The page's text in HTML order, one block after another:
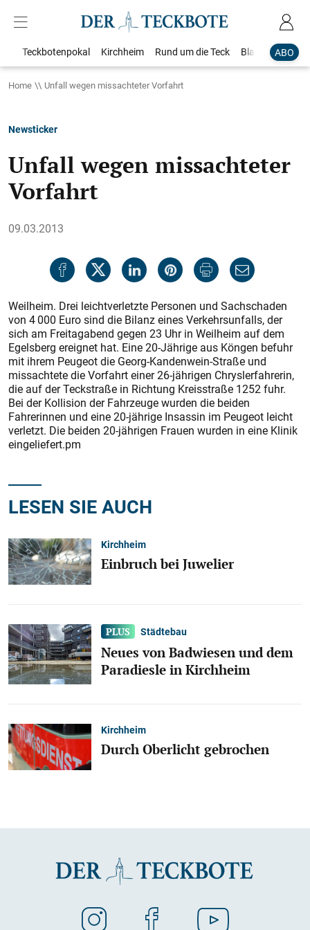
ABO
Teckbotenpokal Kirchheim Rund um die Teck Blaulicht
Home Unfall wegen missachteter Vorfahrt
Newsticker
Unfall wegen missachteter
Vorfahrt
09.03.2013
Weilheim. Drei leichtverletzte Personen und Sachschaden
von 4 000 Euro sind die Bilanz eines Verkehrsunfalls, der
sich am Freitagabend gegen 23 Uhr in Weilheim auf dem
Egelsberg ereignet hat. Eine 20-Jährige aus Köngen befuhr
mit ihrem Peugeot die Georg-Kandenwein-Straße und
missachtete die Vorfahrt einer 26-jährigen Chryslerfahrerin,
die auf der Teckstraße in Richtung Kreisstraße 1252 fuhr.
Bei der Kollision der Fahrzeuge wurden die beiden
Fahrerinnen und eine 20-jährige Insassin im Peugeot leicht
verletzt. Die beiden 20-jährigen Frauen wurden in eine Klinik
eingeliefert.pm
LESEN SIE AUCH
Kirchheim
Einbruch bei Juwelier
Städtebau
Neues von Badwiesen und dem
Paradiesle in Kirchheim
Kirchheim
Durch Oberlicht gebrochen